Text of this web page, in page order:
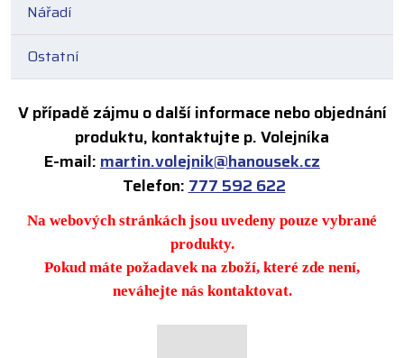
Nářadí
Ostatní
V případě zájmu o další informace nebo objednání
produktu, kontaktujte p. Volejníka
E-mail:martin.volejnik@hanousek.cz
Telefon:777 592 622
Na webových stránkách jsou uvedeny pouze vybrané
produkty.
Pokud máte požadavek na zboží, které zde není,
neváhejte nás kontaktovat.